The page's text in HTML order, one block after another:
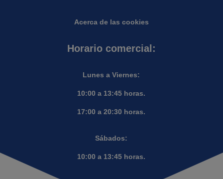
Acerca de las cookies
Horario comercial:
Lunes a Viernes:
10:00 a 13:45 horas.
17:00 a 20:30 horas.
Sábados:
10:00 a 13:45 horas.